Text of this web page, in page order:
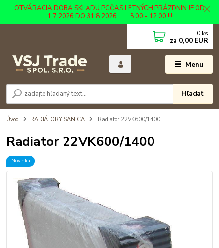
OTVÁRACIA DOBA SKLADU POČAS LETNÝCH PRÁZDNIN JE OD
1.7.2026 DO 31.8.2026 ....... 8:00 - 12:00 !!!
Menu
Hľadať
0 ks
za 0,00 EUR
Úvod RADIÁTORY SANICA Radiator 22VK600/1400
Radiator 22VK600/1400
Novinka